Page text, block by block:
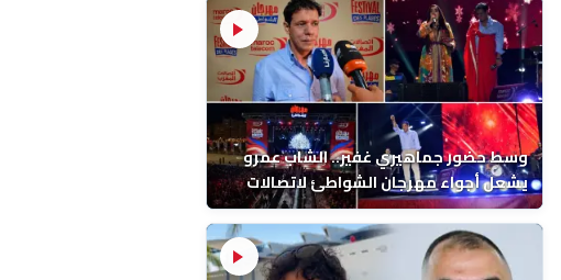
وسط حضور جماهيري غفير.. الشاب عمرو
يشعل أجواء مهرجان الشواطئ لاتصالات
المغرب بطنجة